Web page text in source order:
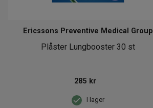
Plåster Lungbooster 30 st
Ericssons Preventive Medical Group
I lager
285 kr